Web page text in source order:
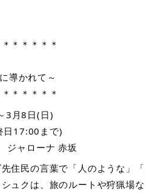
＊＊＊＊＊
導かれて～
＊＊＊＊＊
3月8日(日)
17:00まで)
ジャローナ 赤坂
住民の言葉で「人のような」
ュクは、旅のルートや狩猟場